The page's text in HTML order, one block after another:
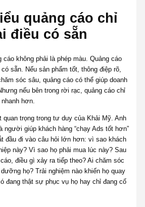
quảng cáo chỉ
điều có sẵn
cáo không phải là phép màu. Quảng cáo
sẵn. Nếu sản phẩm tốt, thông điệp rõ,
sóc sâu, quảng cáo có thể giúp doanh
nếu bên trong rời rạc, quảng cáo chỉ
hơn.
quan trọng trong tư duy của Khải Mỹ. Anh
người giúp khách hàng “chạy Ads tốt hơn”
đầu đi vào câu hỏi lớn hơn: vì sao khách
này? Vì sao họ phải mua lúc này? Sau
điều gì xảy ra tiếp theo? Ai chăm sóc
họ? Trải nghiệm nào khiến họ quay
đang thật sự phục vụ họ hay chỉ đang cố